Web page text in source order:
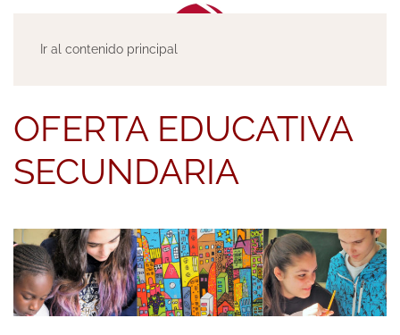
Ir al contenido principal
OFERTA EDUCATIVA
SECUNDARIA